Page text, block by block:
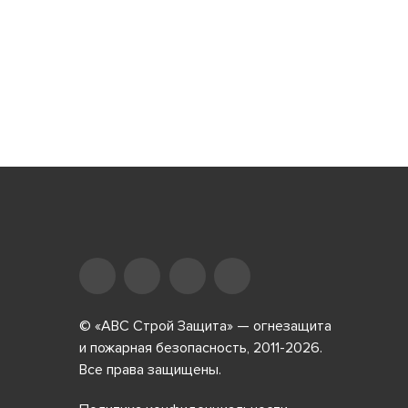
© «АВС Строй Защита» — огнезащита
и пожарная безопасность, 2011-2026.
Все права защищены.